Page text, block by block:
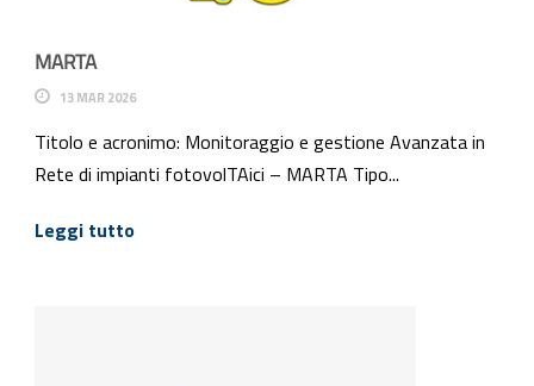
MARTA
13 MAR 2026
Titolo e acronimo: Monitoraggio e gestione Avanzata in
Rete di impianti fotovolTAici – MARTA Tipo...
Leggi tutto